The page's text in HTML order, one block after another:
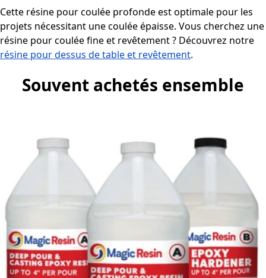
Cette résine pour coulée profonde est optimale pour les
projets nécessitant une coulée épaisse. Vous cherchez une
résine pour coulée fine et revêtement ? Découvrez notre
résine pour dessus de table et revêtement.
Souvent achetés ensemble